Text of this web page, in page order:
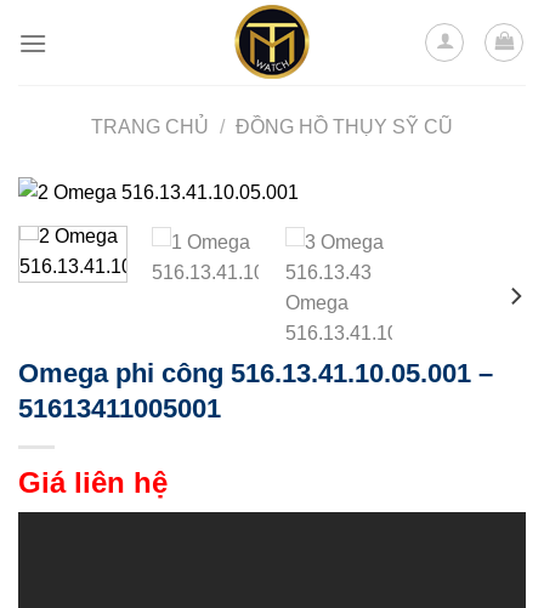
TRANG CHỦ / ĐỒNG HỒ THỤY SỸ CŨ
Omega phi công 516.13.41.10.05.001 –
51613411005001
Giá liên hệ